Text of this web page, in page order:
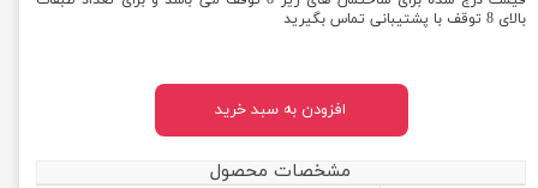
بالای 8 توقف با پشتیبانی تماس بگیرید
افزودن به سبد خرید
مشخصات محصول